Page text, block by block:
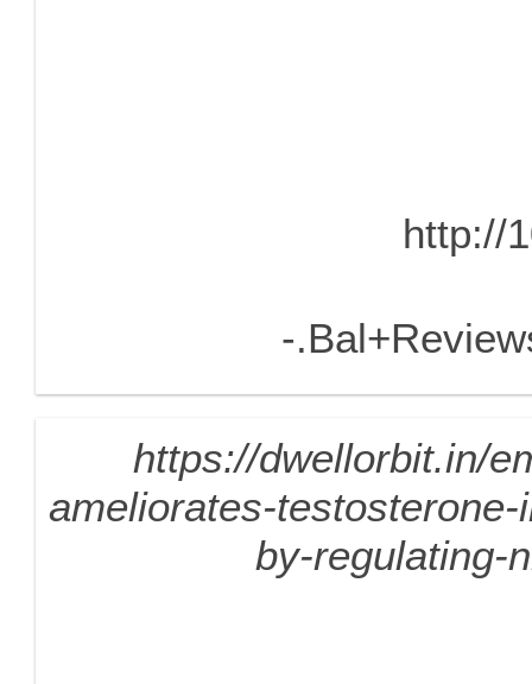
http://
https://dwellorbit.in/
ameliorates-
by-regulating-